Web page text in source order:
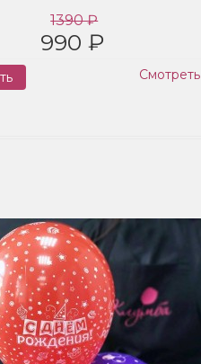
1390 ₽
990 ₽
Смотреть